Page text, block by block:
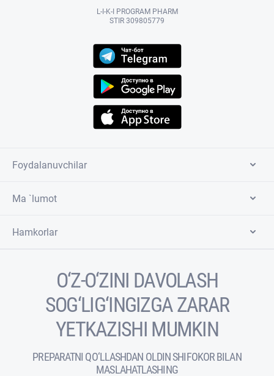
L-I-K-I PROGRAM PHARM
STIR 309805779
Foydalanuvchilar
Ma `lumot
Hamkorlar
O‘Z-O‘ZINI DAVOLASH
SOG‘LIG‘INGIZGA ZARAR
YETKAZISHI MUMKIN
PREPARATNI QO‘LLASHDAN OLDIN SHIFOKOR BILAN
MASLAHATLASHING